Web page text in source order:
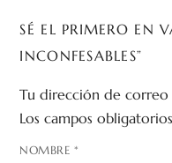
SÉ EL PRIMERO EN
INCONFESABLES”
Tu dirección de
Los campos
NOMBRE *